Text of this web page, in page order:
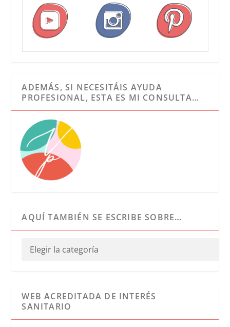
ADEMÁS, SI NECESITÁIS AYUDA
PROFESIONAL, ESTA ES MI CONSULTA…
AQUÍ TAMBIÉN SE ESCRIBE SOBRE…
WEB ACREDITADA DE INTERÉS
SANITARIO